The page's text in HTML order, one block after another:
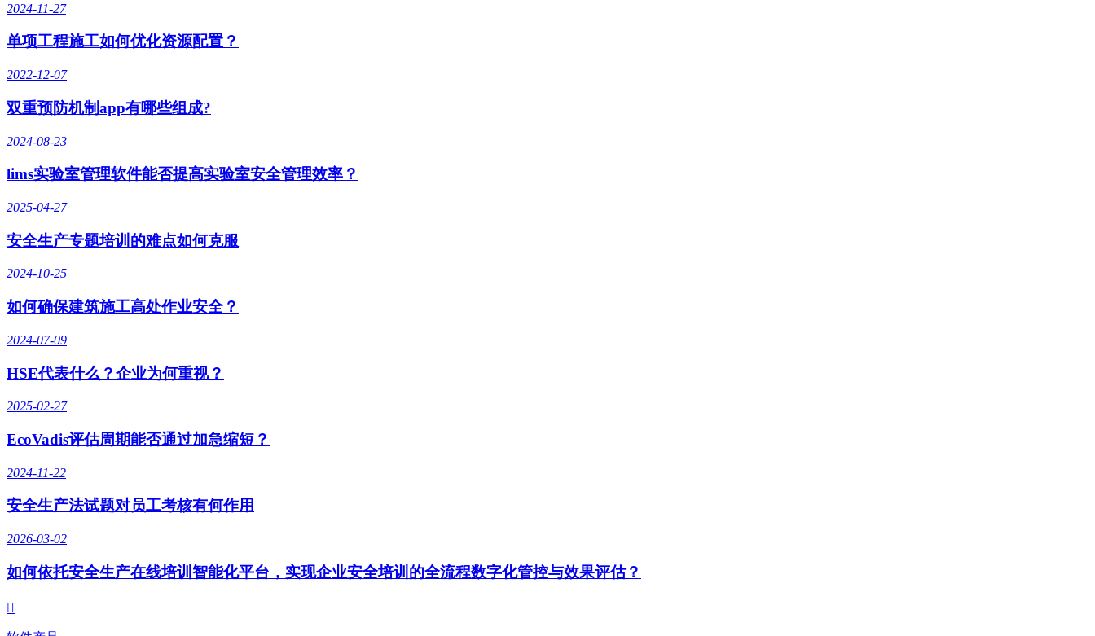
2024-11-27
单项工程施工如何优化资源配置？
2022-12-07
双重预防机制app有哪些组成?
2024-08-23
lims实验室管理软件能否提高实验室安全管理效率？
2025-04-27
安全生产专题培训的难点如何克服
2024-10-25
如何确保建筑施工高处作业安全？
2024-07-09
HSE代表什么？企业为何重视？
2025-02-27
EcoVadis评估周期能否通过加急缩短？
2024-11-22
安全生产法试题对员工考核有何作用
2026-03-02
如何依托安全生产在线培训智能化平台，实现企业安全培训的全流程数字化管控与效果评估？
